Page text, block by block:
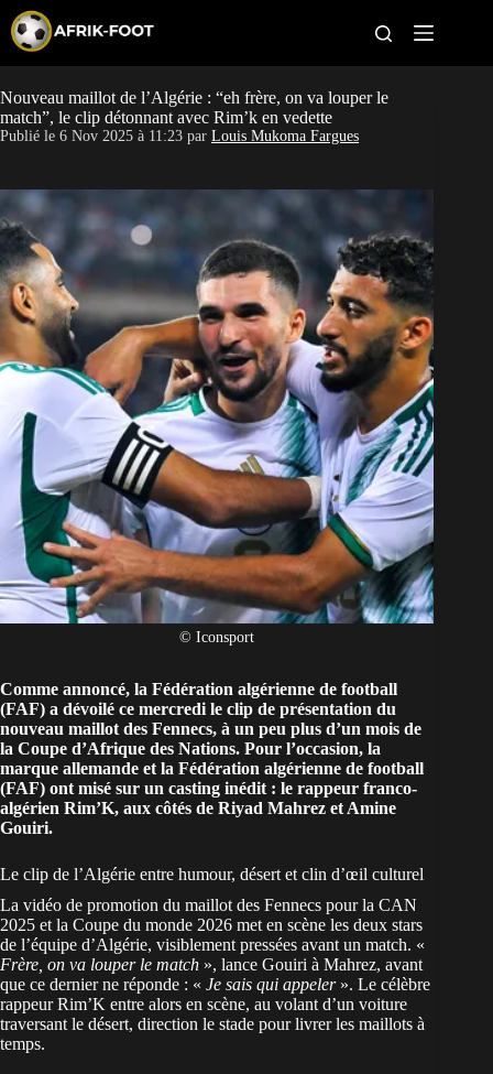
p
t
o
c
o
t
n
CAN féminine
Pays
Clubs
Classement
Paris sportifs
Nouveau maillot de l’Algérie : “eh frère, on va louper le
match”, le clip détonnant avec Rim’k en vedette
Publié le 6 Nov 2025 à 11:23 par Louis Mukoma Fargues
© Iconsport
Comme annoncé, la Fédération algérienne de football
(FAF) a dévoilé ce mercredi le clip de présentation du
nouveau maillot des Fennecs, à un peu plus d’un mois de
la Coupe d’Afrique des Nations. Pour l’occasion, la
marque allemande et la Fédération algérienne de football
(FAF) ont misé sur un casting inédit : le rappeur franco-
algérien Rim’K, aux côtés de Riyad Mahrez et Amine
Gouiri.
Le clip de l’Algérie entre humour, désert et clin d’œil culturel
La vidéo de promotion du maillot des Fennecs pour la CAN
2025 et la Coupe du monde 2026 met en scène les deux stars
de l’équipe d’Algérie, visiblement pressées avant un match. «
Frère, on va louper le match », lance Gouiri à Mahrez, avant
que ce dernier ne réponde : « Je sais qui appeler». Le célèbre
rappeur Rim’K entre alors en scène, au volant d’un voiture
traversant le désert, direction le stade pour livrer les maillots à
temps.